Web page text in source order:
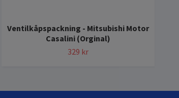
Ventilkåpspackning - Mitsubishi Motor
Casalini (Orginal)
329 kr